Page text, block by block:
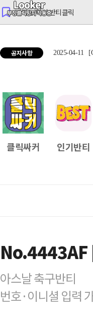
반티는 역시 반티클릭
공지사항 2025-04-11
클릭싸커 인기반티
No.4443AF
아스날 축구반티
번호·이니셜 입력